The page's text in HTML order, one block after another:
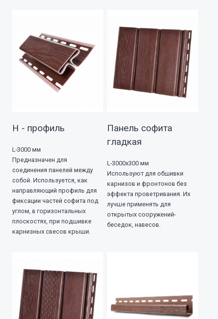
Н - профиль
L-3000 мм
Предназначен для
соединения панелей между
собой. Используется, как
направляющий профиль для
фиксации частей софита под
углом, в горизонтальных
плоскостях, при подшивке
карнизных свесов крыши.
Панель софита
гладкая
L-3000х300 мм
Используют для обшивки
карнизов и фронтонов без
эффекта проветривания. Их
лучше применять для
открытых сооружений-
беседок, навесов.